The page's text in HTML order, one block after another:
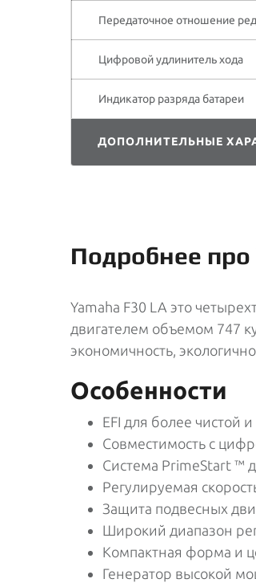
Передаточное отношение
Цифровой удлинитель хода
Индикатор разряда батареи
ДОПОЛНИТЕЛЬНЫЕ
Подробнее про
Yamaha F30 LA это
двигателем объемом 747
экономичность,
Особенности
EFI для более чистой
Совместимость с
Система PrimeStart ™
Регулируемая
Защита подвесных
Широкий диапазон
Компактная форма и
Генератор высокой